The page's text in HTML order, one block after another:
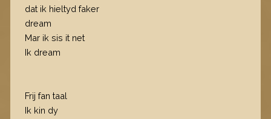
dat ik hieltyd faker
dream
Mar ik sis it net
Ik dream
Frij fan taal
Ik kin dy